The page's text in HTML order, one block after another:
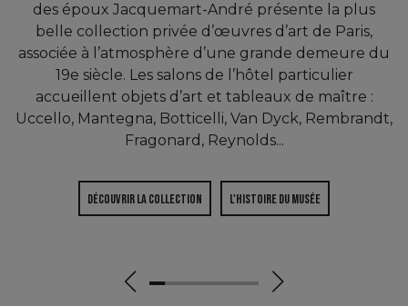
des époux Jacquemart-André présente la plus
belle collection privée d’œuvres d’art de Paris,
associée à l’atmosphère d’une grande demeure du
19e siècle. Les salons de l’hôtel particulier
accueillent objets d’art et tableaux de maître :
Uccello, Mantegna, Botticelli, Van Dyck, Rembrandt,
Fragonard, Reynolds...
Découvrir la collection L'histoire du musée